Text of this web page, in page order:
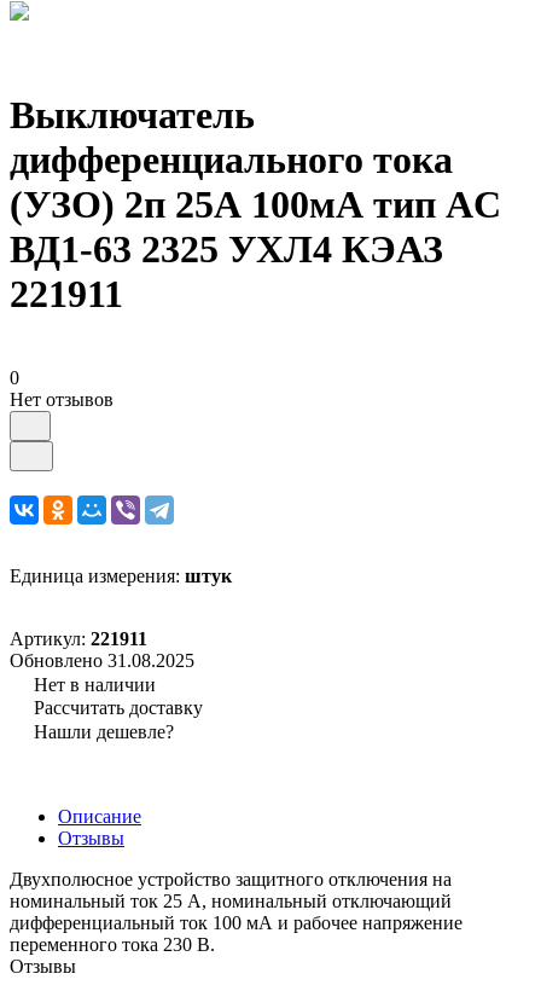
Выключатель
дифференциального тока
(УЗО) 2п 25А 100мА тип AC
ВД1-63 2325 УХЛ4 КЭАЗ
221911
0
Нет отзывов
Единица измерения: штук
Артикул: 221911
Обновлено 31.08.2025
Нет в наличии
Рассчитать доставку
Нашли дешевле?
Описание
Отзывы
Двухполюсное устройство защитного отключения на
номинальный ток 25 А, номинальный отключающий
дифференциальный ток 100 мА и рабочее напряжение
переменного тока 230 В.
Отзывы